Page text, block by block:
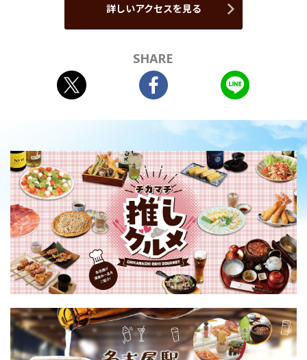
詳しいアクセスを見る
SHARE